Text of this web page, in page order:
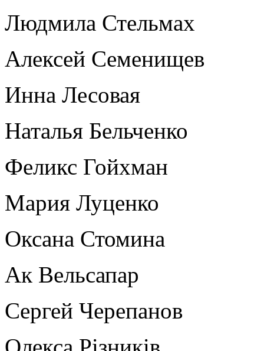
Людмила Стельмах
Алексей Семенищев
Инна Лесовая
Наталья Бельченко
Феликс Гойхман
Мария Луценко
Оксана Стомина
Ак Вельсапар
Сергей Черепанов